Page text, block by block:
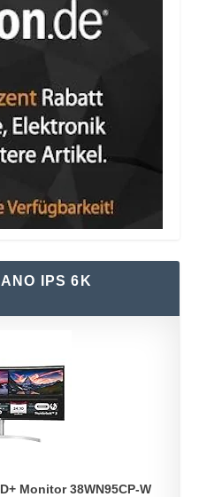
IPS 6K
Monitor 38WN95CP-W